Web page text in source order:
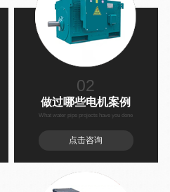
02
做过哪些电机案例
What water pipe projects have you done
点击咨询